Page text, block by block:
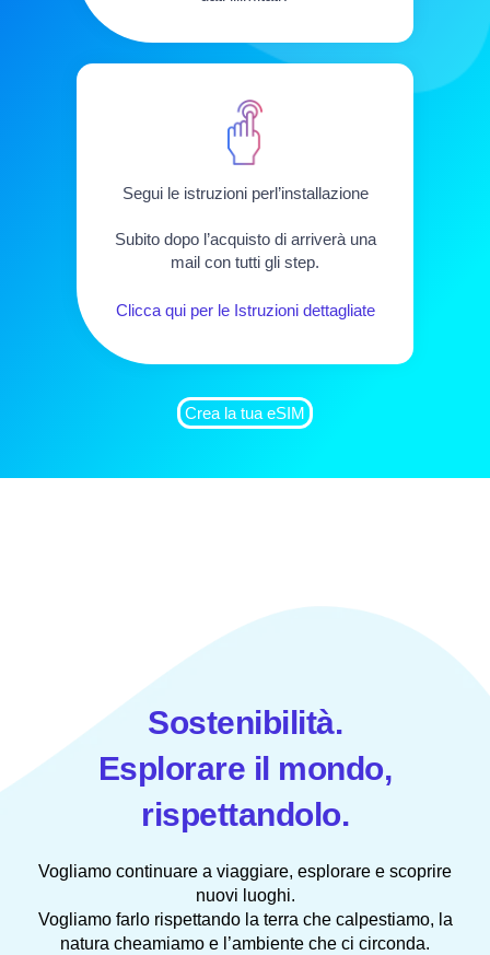
Segui le istruzioni perl’installazione
Subito dopo l’acquisto di arriverà una
mail con tutti gli step.
Clicca qui per le Istruzioni dettagliate
Crea la tua eSIM
Sostenibilità.
Esplorare il mondo,
rispettandolo.
Vogliamo continuare a viaggiare, esplorare e scoprire
nuovi luoghi.
Vogliamo farlo rispettando la terra che calpestiamo, la
natura cheamiamo e l’ambiente che ci circonda.